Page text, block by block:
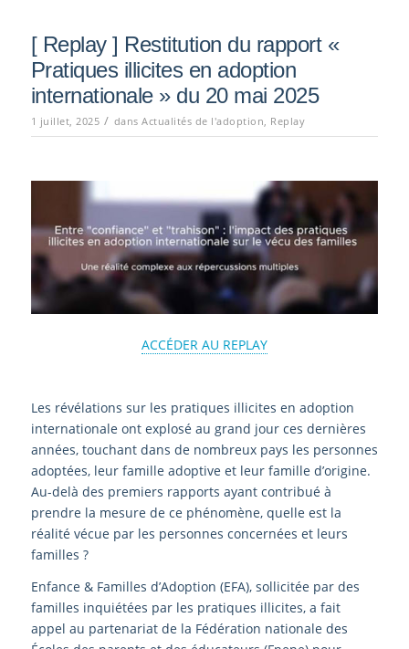
[ Replay ] Restitution du rapport «
Pratiques illicites en adoption
internationale » du 20 mai 2025
1 juillet, 2025 / dansActualités de l'adoption, Replay
ACCÉDER AU REPLAY
Les révélations sur les pratiques illicites en adoption
internationale ont explosé au grand jour ces dernières
années, touchant dans de nombreux pays les personnes
adoptées, leur famille adoptive et leur famille d’origine.
Au-delà des premiers rapports ayant contribué à
prendre la mesure de ce phénomène, quelle est la
réalité vécue par les personnes concernées et leurs
familles ?
Enfance & Familles d’Adoption (EFA), sollicitée par des
familles inquiétées par les pratiques illicites, a fait
appel au partenariat de la Fédération nationale des